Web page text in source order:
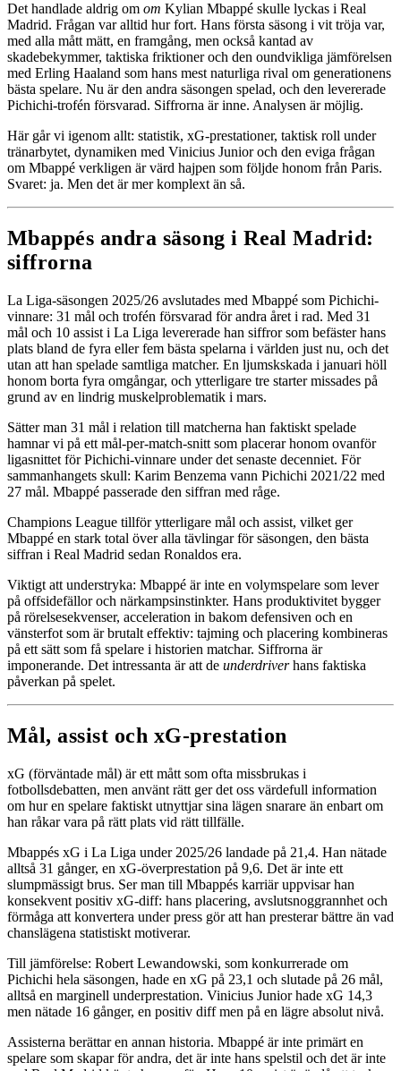
Det handlade aldrig om om Kylian Mbappé skulle lyckas i Real
Madrid. Frågan var alltid hur fort. Hans första säsong i vit tröja var,
med alla mått mätt, en framgång, men också kantad av
skadebekymmer, taktiska friktioner och den oundvikliga jämförelsen
med Erling Haaland som hans mest naturliga rival om generationens
bästa spelare. Nu är den andra säsongen spelad, och den levererade
Pichichi-trofén försvarad. Siffrorna är inne. Analysen är möjlig.
Här går vi igenom allt: statistik, xG-prestationer, taktisk roll under
tränarbytet, dynamiken med Vinicius Junior och den eviga frågan
om Mbappé verkligen är värd hajpen som följde honom från Paris.
Svaret: ja. Men det är mer komplext än så.
Mbappés andra säsong i Real Madrid:
siffrorna
La Liga-säsongen 2025/26 avslutades med Mbappé som Pichichi-
vinnare: 31 mål och trofén försvarad för andra året i rad. Med 31
mål och 10 assist i La Liga levererade han siffror som befäster hans
plats bland de fyra eller fem bästa spelarna i världen just nu, och det
utan att han spelade samtliga matcher. En ljumskskada i januari höll
honom borta fyra omgångar, och ytterligare tre starter missades på
grund av en lindrig muskelproblematik i mars.
Sätter man 31 mål i relation till matcherna han faktiskt spelade
hamnar vi på ett mål-per-match-snitt som placerar honom ovanför
ligasnittet för Pichichi-vinnare under det senaste decenniet. För
sammanhangets skull: Karim Benzema vann Pichichi 2021/22 med
27 mål. Mbappé passerade den siffran med råge.
Champions League tillför ytterligare mål och assist, vilket ger
Mbappé en stark total över alla tävlingar för säsongen, den bästa
siffran i Real Madrid sedan Ronaldos era.
Viktigt att understryka: Mbappé är inte en volymspelare som lever
på offsidefällor och närkampsinstinkter. Hans produktivitet bygger
på rörelsesekvenser, acceleration in bakom defensiven och en
vänsterfot som är brutalt effektiv: tajming och placering kombineras
på ett sätt som få spelare i historien matchar. Siffrorna är
imponerande. Det intressanta är att de underdriverhans faktiska
påverkan på spelet.
Mål, assist och xG-prestation
xG (förväntade mål) är ett mått som ofta missbrukas i
fotbollsdebatten, men använt rätt ger det oss värdefull information
om hur en spelare faktiskt utnyttjar sina lägen snarare än enbart om
han råkar vara på rätt plats vid rätt tillfälle.
Mbappés xG i La Liga under 2025/26 landade på 21,4. Han nätade
alltså 31 gånger, en xG-överprestation på 9,6. Det är inte ett
slumpmässigt brus. Ser man till Mbappés karriär uppvisar han
konsekvent positiv xG-diff: hans placering, avslutsnoggrannhet och
förmåga att konvertera under press gör att han presterar bättre än vad
chanslägena statistiskt motiverar.
Till jämförelse: Robert Lewandowski, som konkurrerade om
Pichichi hela säsongen, hade en xG på 23,1 och slutade på 26 mål,
alltså en marginell underprestation. Vinicius Junior hade xG 14,3
men nätade 16 gånger, en positiv diff men på en lägre absolut nivå.
Assisterna berättar en annan historia. Mbappé är inte primärt en
spelare som skapar för andra, det är inte hans spelstil och det är inte